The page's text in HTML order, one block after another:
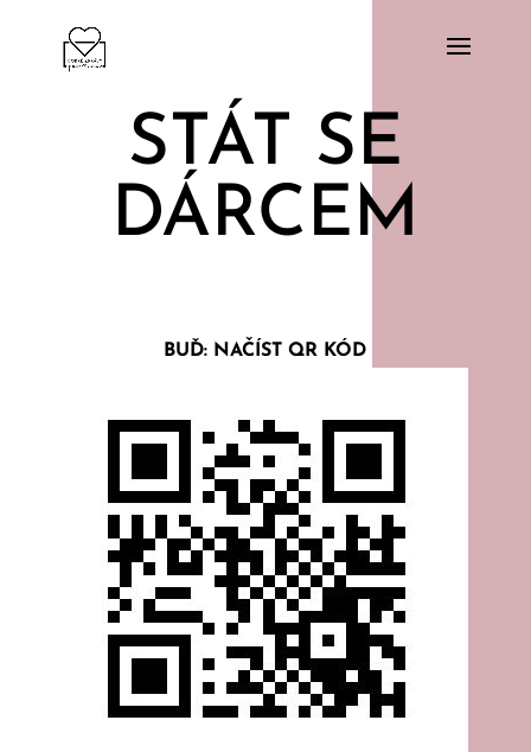
STÁT SE
DÁRCEM
BUĎ: NAČÍST QR KÓD